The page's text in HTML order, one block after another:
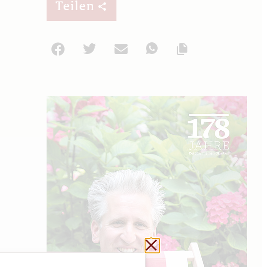
Teilen
Facebook
Twitter Mail
WhatsApp
Schließen ohne zu